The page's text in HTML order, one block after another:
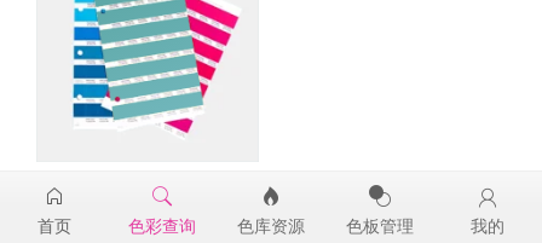
16-5418TPG
￥98
首页 色彩查询 色库资源 色板管理 我的